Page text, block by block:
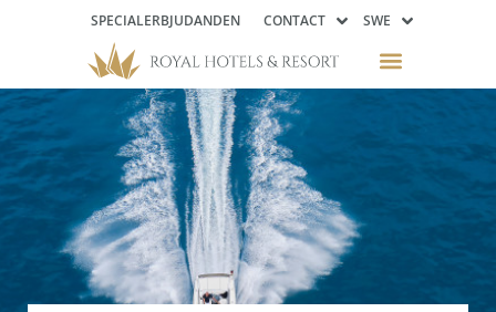
SPECIALERBJUDANDEN CONTACT SWE
Familjeäventyr